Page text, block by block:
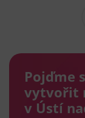
Pojďme
vytvořit
v Ústí